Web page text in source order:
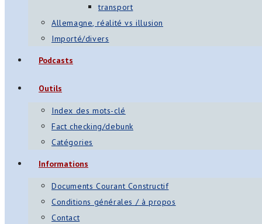
transport
Allemagne, réalité vs illusion
Importé/divers
Podcasts
Outils
Index des mots-clé
Fact checking/debunk
Catégories
Informations
Documents Courant Constructif
Conditions générales / à propos
Contact